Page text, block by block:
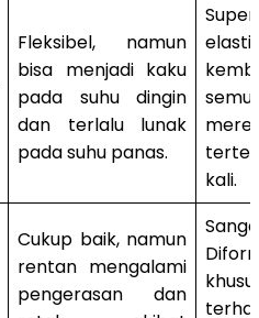
Fleksibel, namun
bisa menjadi kaku
pada suhu dingin
dan terlalu lunak
pada suhu panas.
kali.
Cukup baik, namun
rentan mengalami
pengerasan dan